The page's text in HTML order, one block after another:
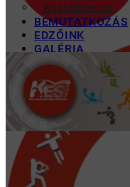
Asztalitenisz
BEMUTATKOZÁS
EDZŐINK
GALÉRIA
TAO
KAPCSOLAT